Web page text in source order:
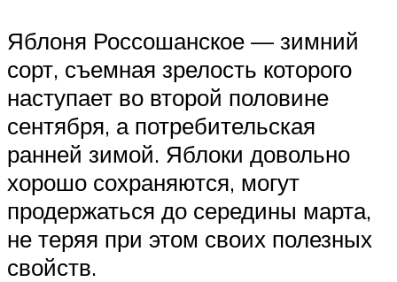
Яблоня Россошанское — зимний
сорт, съемная зрелость которого
наступает во второй половине
сентября, а потребительская
ранней зимой. Яблоки довольно
хорошо сохраняются, могут
продержаться до середины марта,
не теряя при этом своих полезных
свойств.